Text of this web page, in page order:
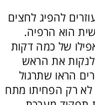
להפיג לחצים
הוא הרפיה.
של כמה דקות
את הראש
הראו שתרגול
לא רק הפחיתו מתח